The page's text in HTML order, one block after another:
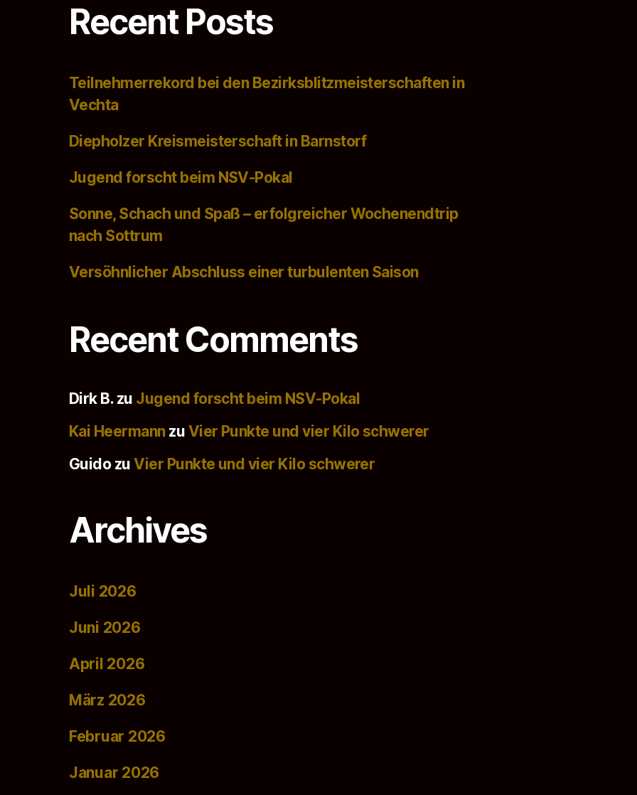
Recent Posts
Teilnehmerrekord bei den Bezirksblitzmeisterschaften in
Vechta
Diepholzer Kreismeisterschaft in Barnstorf
Jugend forscht beim NSV-Pokal
Sonne, Schach und Spaß – erfolgreicher Wochenendtrip
nach Sottrum
Versöhnlicher Abschluss einer turbulenten Saison
Recent Comments
Dirk B.zu Jugend forscht beim NSV-Pokal
Kai Heermannzu Vier Punkte und vier Kilo schwerer
GuidozuVier Punkte und vier Kilo schwerer
Archives
Juli 2026
Juni 2026
April 2026
März 2026
Februar 2026
Januar 2026